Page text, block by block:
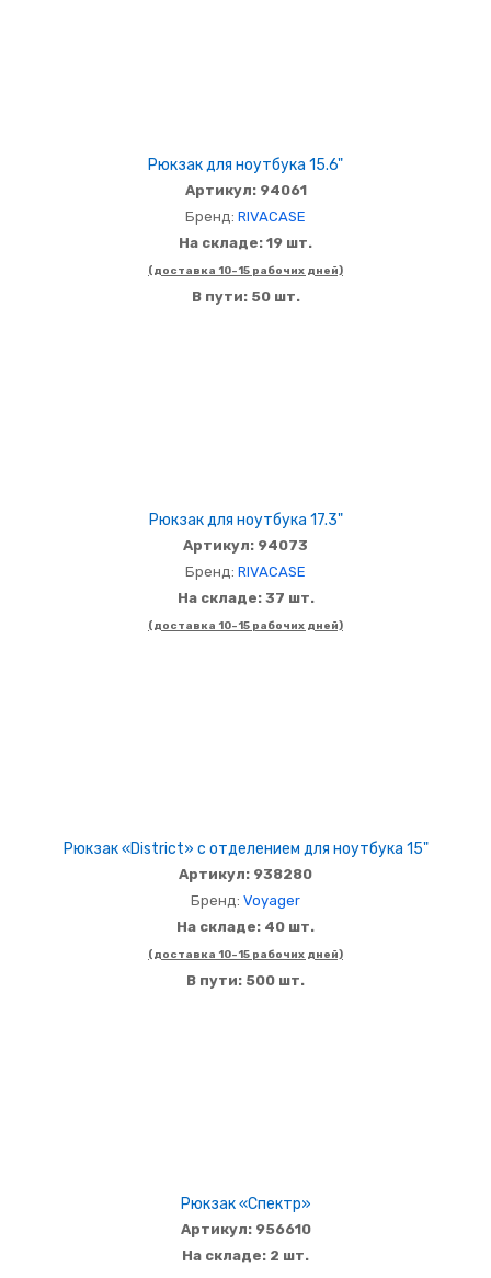
Рюкзак для ноутбука 15.6"
Артикул: 94061
Бренд: RIVACASE
На складе: 19 шт.
(доставка 10-15 рабочих дней)
В пути: 50 шт.
Рюкзак для ноутбука 17.3"
Артикул: 94073
Бренд: RIVACASE
На складе: 37 шт.
(доставка 10-15 рабочих дней)
Рюкзак «District» с отделением для ноутбука 15"
Артикул: 938280
Бренд: Voyager
На складе: 40 шт.
(доставка 10-15 рабочих дней)
В пути: 500 шт.
Рюкзак «Спектр»
Артикул: 956610
На складе: 2 шт.